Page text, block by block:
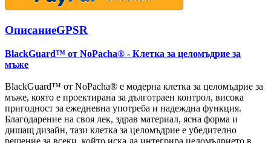
ОписаниеGPSR
BlackGuard™ от NoPacha® - Клетка за целомъдрие за
мъже
BlackGuard™ от NoPacha® е модерна клетка за целомъдрие за
мъже, която е проектирана за дълготраен контрол, висока
пригодност за ежедневна употреба и надеждна функция.
Благодарение на своя лек, здрав материал, ясна форма и
дишащ дизайн, тази клетка за целомъдрие е убедително
решение за всеки, който иска да интегрира целомъдрието в